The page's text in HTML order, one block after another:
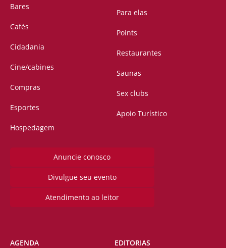
Bares
Cafés
Cidadania
Cine/cabines
Compras
Esportes
Hospedagem
Para elas
Points
Restaurantes
Saunas
Sex clubs
Apoio Turístico
Anuncie conosco
Divulgue seu evento
Atendimento ao leitor
AGENDA EDITORIAS